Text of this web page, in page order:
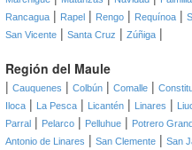
Rancagua | Rapel | Rengo | Requínoa |
San Vicente | Santa Cruz | Zúñiga |
Región del Maule
| Cauquenes | Colbún | Comalle |
Iloca | La Pesca | Licantén | Linares |
Parral | Pelarco | Pelluhue | Potrero
Antonio de Linares | San Clemente | San